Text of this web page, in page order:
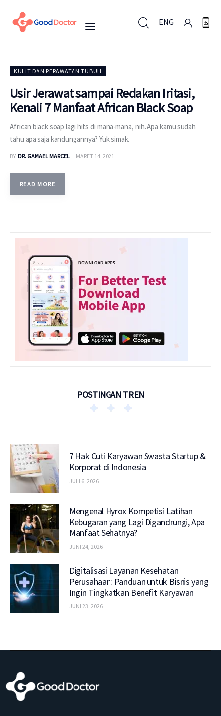
ENG
Untuk Bisnis
Untuk Anda
Mengapa Good Doctor
Berita
KULIT DAN PERAWATAN TUBUH
Usir Jerawat sampai Redakan Iritasi,
Kenali 7 Manfaat African Black Soap
African black soap lagi hits di mana-mana, nih. Apa kamu sudah
tahu apa saja kandungannya? Yuk simak.
BY DR. GAMAEL MARCEL MARET 14, 2021
READ MORE
POSTINGAN TREN
7 Hak Cuti Karyawan Swasta Startup &
Korporat di Indonesia
JULI 6, 2026
Mengenal Hyrox Kompetisi Latihan
Kebugaran yang Lagi Digandrungi, Apa
Manfaat Sehatnya?
JUNI 24, 2026
Digitalisasi Layanan Kesehatan
Perusahaan: Panduan untuk Bisnis yang
Ingin Tingkatkan Benefit Karyawan
JUNI 23, 2026